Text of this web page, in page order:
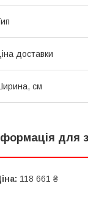
доставки
см
для
118 661 ₴